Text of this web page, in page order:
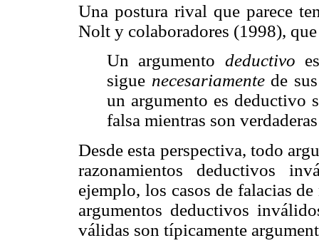
Una postura rival que parece
Nolt y colaboradores (1998),
Un argumento deductivo
sigue necesariamentede sus
un argumento es deductivo
falsa mientras son
Desde esta perspectiva, todo
razonamientos deductivos
ejemplo, los casos de falacias
argumentos deductivos
válidas son típicamente